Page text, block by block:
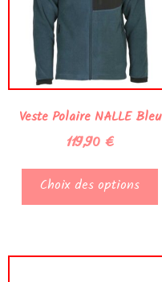
Veste Polaire NALLE Bleu
119,90 €
Choix des options